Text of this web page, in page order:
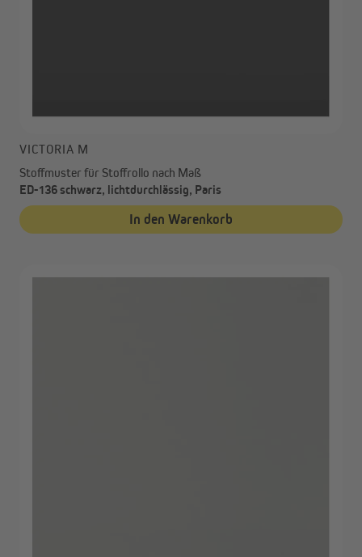
VICTORIA M
Stoffmuster für Stoffrollo nach Maß
ED-136 schwarz, lichtdurchlässig, Paris
In den Warenkorb